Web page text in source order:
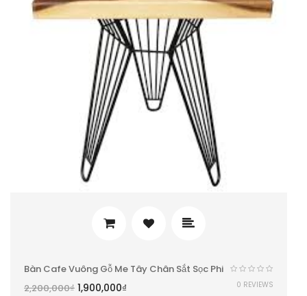
Bàn Cafe Vuông Gỗ Me Tây Chân Sắt Sọc Phi
2,200,000₫ 1,900,000₫ 0 REVIEWS